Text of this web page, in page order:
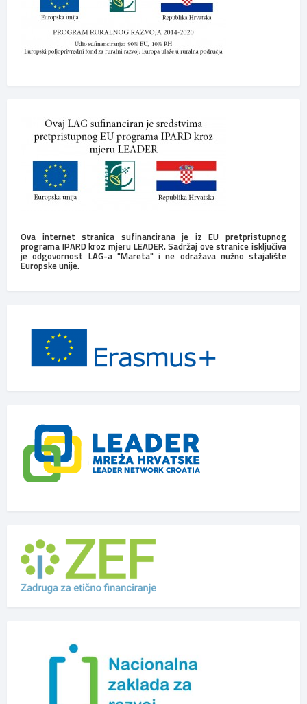
Ova internet stranica sufinancirana je iz EU pretpristupnog
programa IPARD kroz mjeru LEADER. Sadržaj ove stranice isključiva
je odgovornost LAG-a "Mareta" i ne odražava nužno stajalište
Europske unije.